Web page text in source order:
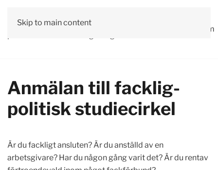
Skip to main content
Vår
Debatt
OmLäs våra
Valprogram
Anmälan till facklig-
politisk studiecirkel
Är du fackligt ansluten? Är du anställd av en
arbetsgivare? Har du någon gång varit det? Är du rentav